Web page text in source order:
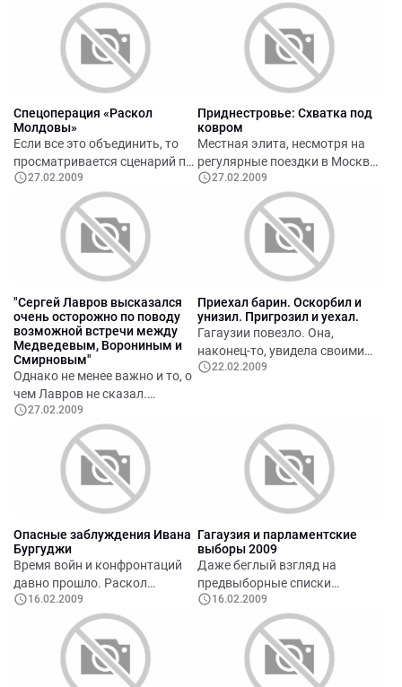
интерес-ная, богато
иллюстрированная, живая и
заслуживающая нашего
внимания.
голосовать за любую партию,
но только не за партию ПКРМ.
Спецоперация «Раскол
Молдовы»
Если все это объединить, то
просматривается сценарий по
дестабилизации ситуации в
Гагаузии, а затем и во всей
Молдове.
27.02.2009
Приднестровье: Схватка под
ковром
Местная элита, несмотря на
регулярные поездки в Москву,
упорно защищает свою
политическую площадку, свои
экономические ниши, свою
коррупцию и интересы своих
монополистов. Им не нужна
Россия в Приднестровье.
Россия, им не нужна ни
Украина, ни Евросоюз.
27.02.2009
"Сергей Лавров высказался
очень осторожно по поводу
возможной встречи между
Медведевым, Ворониным и
Смирновым"
Однако не менее важно и то, о
чем Лавров не сказал.
Суверенитет, независимость и
нейтральный статус, - это
понятно. А как насчет
"территориальной
целостности" Молдовы?
27.02.2009
Приехал барин. Оскорбил и
унизил. Пригрозил и уехал.
Гагаузии повезло. Она,
наконец-то, увидела своими
собственными глазами, что
с Ворониным народ битком
загоняют в залы. Тем лучше
для будущего Молдовы. Пусть
больше людей увидят
зажравшегося обыкновенного
коммунистического хама,
который превратил Молдову в
самую нищую страну Европы.
22.02.2009
Опасные заблуждения Ивана
Бургуджи
Время войн и конфронтаций
давно прошло. Раскол
Молдовы и Гагаузии, вражда
между братскими
православными народами
выгодна врагам Православия,
врагам России, которая на
16.02.2009
Гагаузия и парламентские
выборы 2009
Даже беглый взгляд на
предвыборные списки
показывает, что в Гагаузии, в
основном, две партии будут
бороться за голоса жителей
автономии. Это ПКРМ и
Центристский Союз Молдовы
16.02.2009